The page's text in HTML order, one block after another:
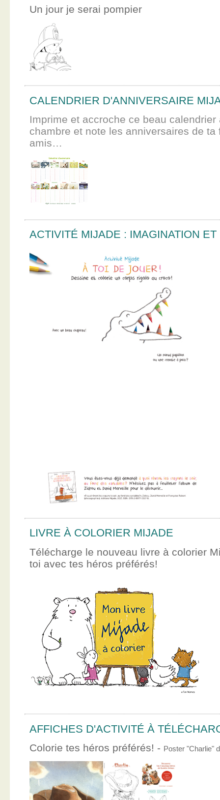
Un jour je serai pompier
CALENDRIER D'ANNIVERSAIRE
Imprime et accroche ce beau calendrier
chambre et note les anniversaires de ta
amis…
ACTIVITÉ MIJADE : IMAGINATION
LIVRE À COLORIER MIJADE
Télécharge le nouveau livre à colorier
toi avec tes héros préférés!
AFFICHES D'ACTIVITÉ À
Colorie tes héros préférés! - Poster "Charlie"